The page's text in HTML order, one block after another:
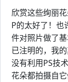
欣赏这些绚丽
P的太好了！也
件对照片做了
已注明的，我
没有利用PS技
花朵都拍摄自